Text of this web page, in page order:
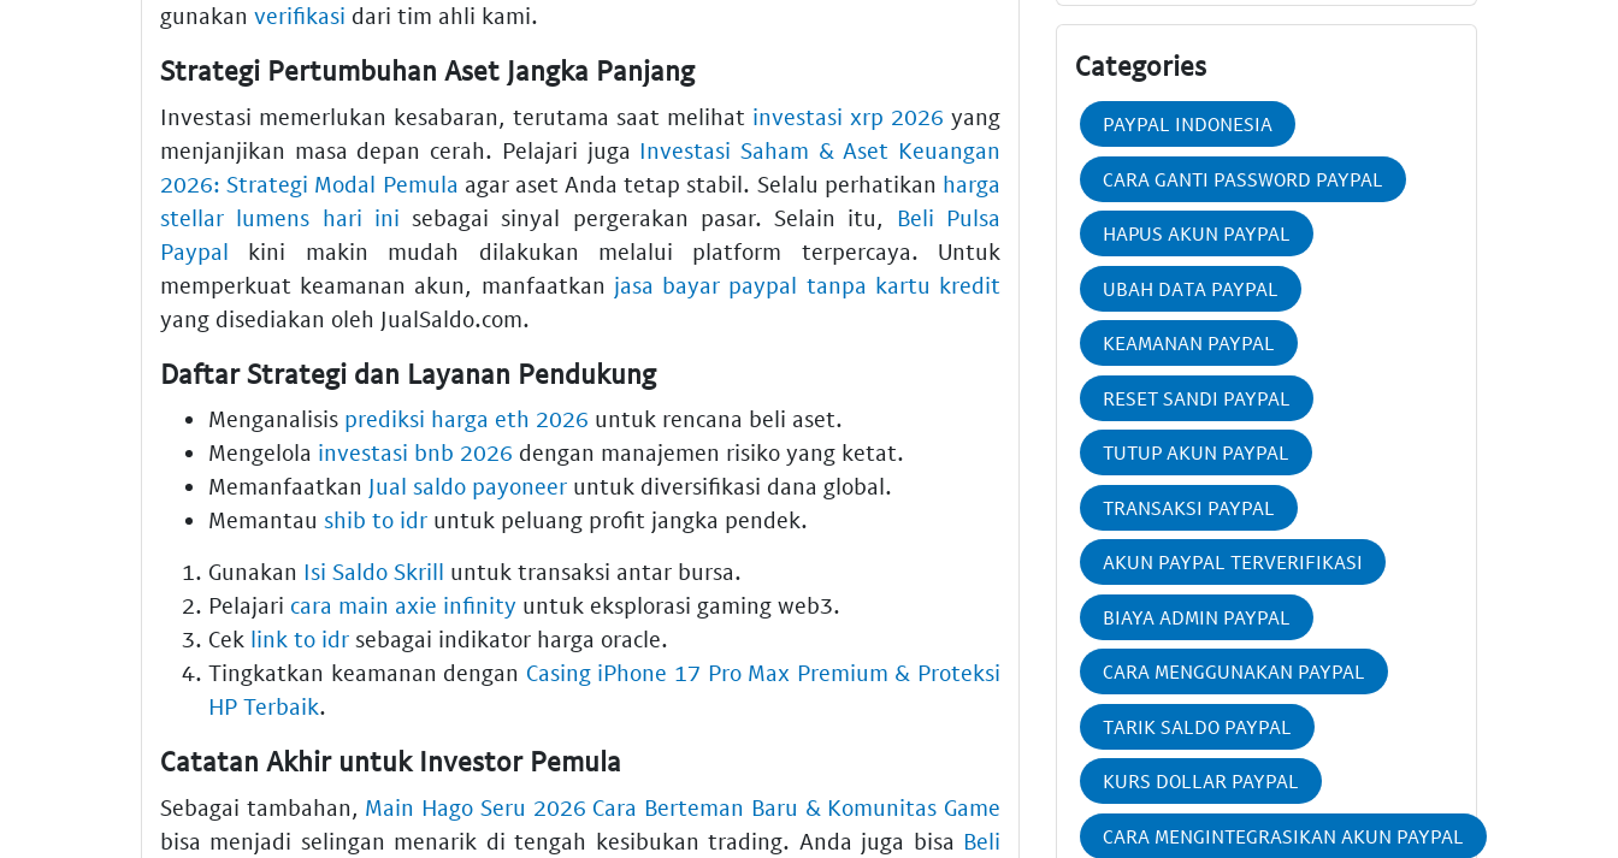
gunakan verifikasi dari tim ahli kami.
Strategi Pertumbuhan Aset Jangka Panjang
Investasi memerlukan kesabaran, terutama saat melihat investasi xrp 2026 yang
menjanjikan masa depan cerah. Pelajari juga Investasi Saham & Aset Keuangan
2026: Strategi Modal Pemula agar aset Anda tetap stabil. Selalu perhatikan harga
stellar lumens hari ini sebagai sinyal pergerakan pasar. Selain itu, Beli Pulsa
Paypal kini makin mudah dilakukan melalui platform terpercaya. Untuk
memperkuat keamanan akun, manfaatkan jasa bayar paypal tanpa kartu kredit
yang disediakan oleh JualSaldo.com.
Daftar Strategi dan Layanan Pendukung
Menganalisis prediksi harga eth 2026 untuk rencana beli aset.
Mengelola investasi bnb 2026 dengan manajemen risiko yang ketat.
Memanfaatkan Jual saldo payoneer untuk diversifikasi dana global.
Memantau shib to idr untuk peluang profit jangka pendek.
Gunakan Isi Saldo Skrill untuk transaksi antar bursa.
Pelajari cara main axie infinity untuk eksplorasi gaming web3.
Cek link to idr sebagai indikator harga oracle.
Tingkatkan keamanan dengan Casing iPhone 17 Pro Max Premium & Proteksi
HP Terbaik.
Catatan Akhir untuk Investor Pemula
Sebagai tambahan, Main Hago Seru 2026 Cara Berteman Baru & Komunitas Game
bisa menjadi selingan menarik di tengah kesibukan trading. Anda juga bisa Beli
Categories
PAYPAL INDONESIA
CARA GANTI PASSWORD PAYPAL
HAPUS AKUN PAYPAL
UBAH DATA PAYPAL
KEAMANAN PAYPAL
RESET SANDI PAYPAL
TUTUP AKUN PAYPAL
TRANSAKSI PAYPAL
AKUN PAYPAL TERVERIFIKASI
BIAYA ADMIN PAYPAL
CARA MENGGUNAKAN PAYPAL
TARIK SALDO PAYPAL
KURS DOLLAR PAYPAL
CARA MENGINTEGRASIKAN AKUN PAYPAL